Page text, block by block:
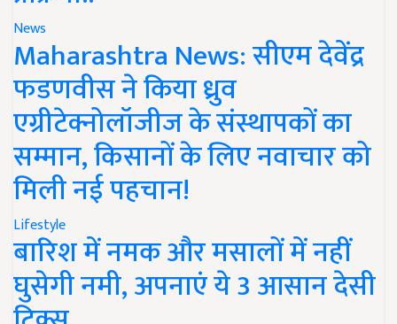
News
Maharashtra News: सीएम देवेंद्र
फडणवीस ने किया ध्रुव
एग्रीटेक्नोलॉजीज के संस्थापकों का
सम्मान, किसानों के लिए नवाचार को
मिली नई पहचान!
Lifestyle
बारिश में नमक और मसालों में नहीं
घुसेगी नमी, अपनाएं ये 3 आसान देसी